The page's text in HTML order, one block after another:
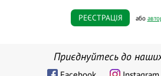
РЕЄСТРАЦІЯ або
Приєднуйтесь до